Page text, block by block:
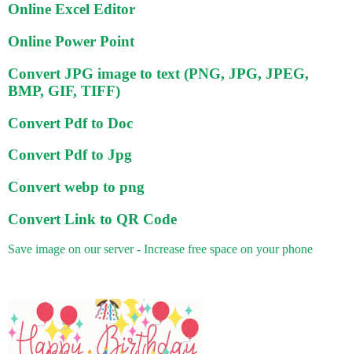
Online Excel Editor
Online Power Point
Convert JPG image to text (PNG, JPG, JPEG,
BMP, GIF, TIFF)
Convert Pdf to Doc
Convert Pdf to Jpg
Convert webp to png
Convert Link to QR Code
Save image on our server - Increase free space on your phone